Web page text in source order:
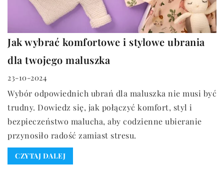
Jak wybrać komfortowe i stylowe ubrania
dla twojego maluszka
23-10-2024
Wybór odpowiednich ubrań dla maluszka nie musi być
trudny. Dowiedz się, jak połączyć komfort, styl i
bezpieczeństwo malucha, aby codzienne ubieranie
przynosiło radość zamiast stresu.
CZYTAJ DALEJ